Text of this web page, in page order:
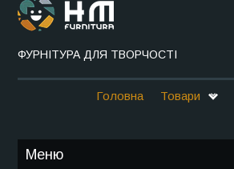
ФУРНІТУРА ДЛЯ ТВОРЧОСТІ
Головна Товари